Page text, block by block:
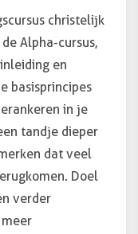
christelijk
Alpha-cursus,
en
basisprincipes
in je
tandje dieper
dat veel
Doel
verder